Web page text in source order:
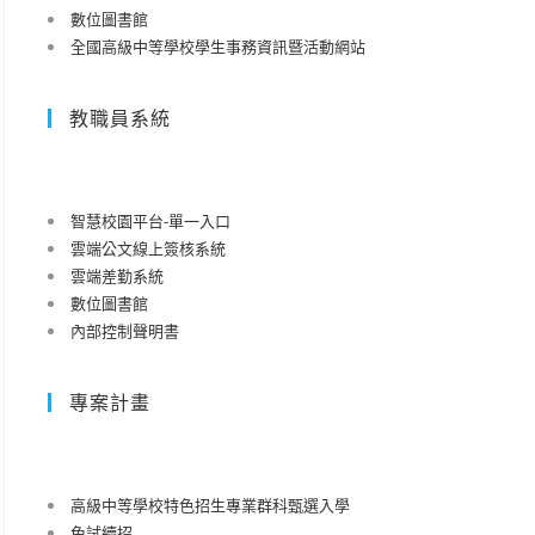
數位圖書館
全國高級中等學校學生事務資訊暨活動網站
教職員系統
智慧校園平台-單一入口
雲端公文線上簽核系統
雲端差勤系統
數位圖書館
內部控制聲明書
專案計畫
高級中等學校特色招生專業群科甄選入學